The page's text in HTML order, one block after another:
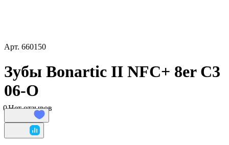
Арт. 660150
Зубы Bonartic II NFC+ 8er C3
06-O
0Нет отзывов